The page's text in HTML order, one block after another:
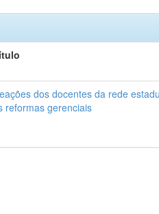
dos docentes da rede
reformas gerenciais